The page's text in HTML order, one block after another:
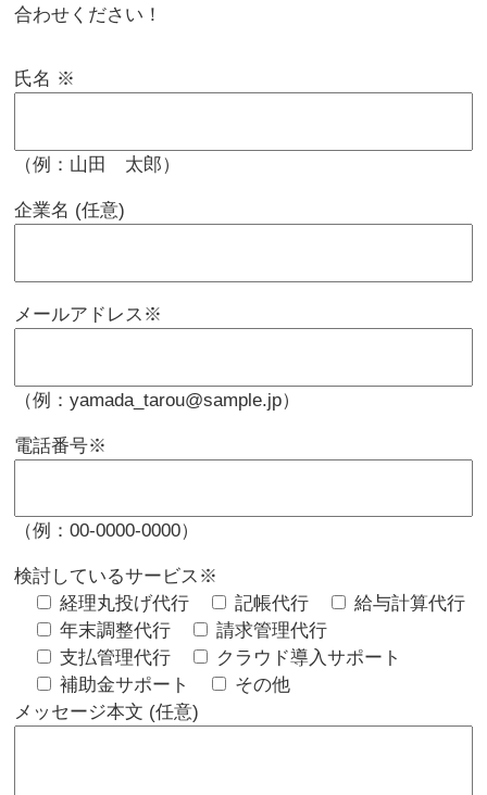
合わせください！
氏名 ※
（例：山田 太郎）
企業名 (任意)
メールアドレス ※
（例：yamada_tarou@sample.jp）
電話番号※
（例：00-0000-0000）
検討しているサービス ※
経理丸投げ代行
記帳代行
給与計算代行
年末調整代行
請求管理代行
支払管理代行
クラウド導入サポート
補助金サポート
その他
メッセージ本文 (任意)